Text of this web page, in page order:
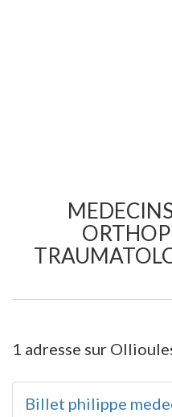
1 adresse sur
Billet philippe